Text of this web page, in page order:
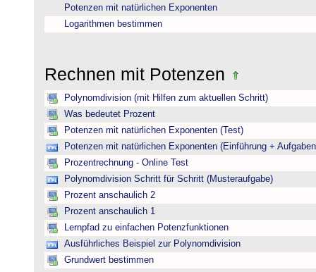
Potenzen mit natürlichen Exponenten
Logarithmen bestimmen
Rechnen mit Potenzen
Polynomdivision (mit Hilfen zum aktuellen Schritt)
Was bedeutet Prozent
Potenzen mit natürlichen Exponenten (Test)
Potenzen mit natürlichen Exponenten (Einführung +
Prozentrechnung - Online Test
Polynomdivision Schritt für Schritt (Musteraufgabe)
Prozent anschaulich 2
Prozent anschaulich 1
Lernpfad zu einfachen Potenzfunktionen
Ausführliches Beispiel zur Polynomdivision
Grundwert bestimmen